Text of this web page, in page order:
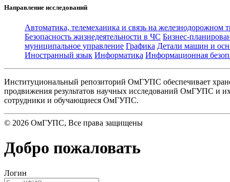
Направление исследований
Автоматика, телемеханика и связь на железнодорожном
Безопасность жизнедеятельности в ЧС Бизнес-
муниципальное управление Графика Детали машин и
Иностранный язык Информатика Информационная
Институциональный репозиторий ОмГУПС обеспечивает
продвижения результатов научных исследований ОмГУПС и
сотрудники и обучающиеся ОмГУПС.
© 2026 ОмГУПС, Все права защищены
Добро пожаловать
Логин